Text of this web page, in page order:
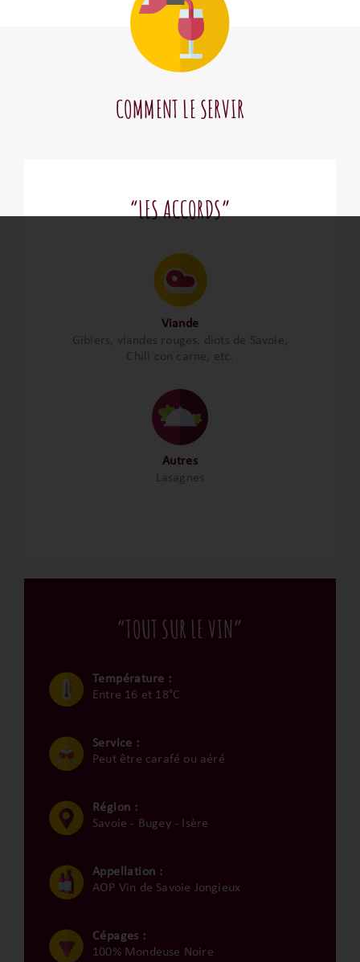
COMMENT LE SERVIR
“LES ACCORDS”
Viande
Gibiers, viandes rouges, diots de Savoie,
Chili con carne, etc.
Autres
Lasagnes
“TOUT SUR LE VIN”
Température :
Entre 16 et 18°C
Service :
Peut être carafé ou aéré
Région :
Savoie - Bugey - Isère
Appellation :
AOP Vin de Savoie Jongieux
Cépages :
100% Mondeuse Noire